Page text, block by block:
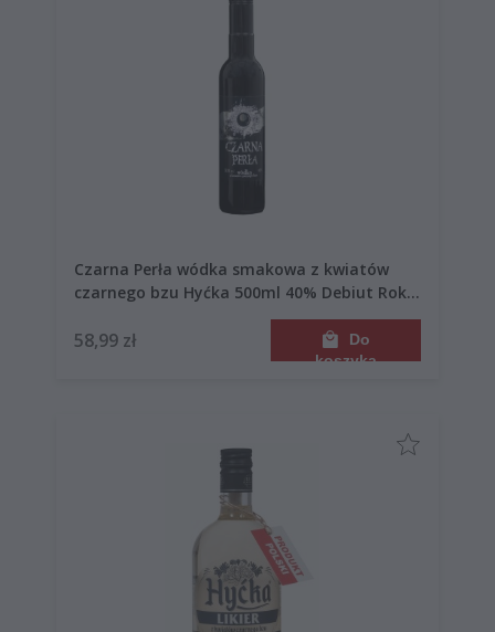
Czarna Perła wódka smakowa z kwiatów
czarnego bzu Hyćka 500ml 40% Debiut Roku
58,99 zł
Do
koszyka